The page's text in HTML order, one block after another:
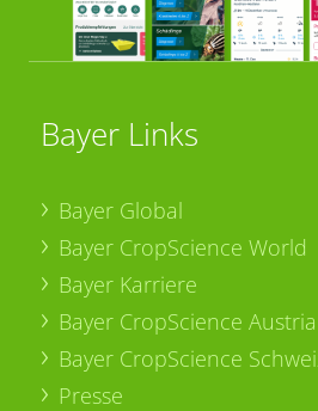
Bayer Links
Bayer Global
Bayer CropScience World
Bayer Karriere
Bayer CropScience Austria
Bayer CropScience
Presse